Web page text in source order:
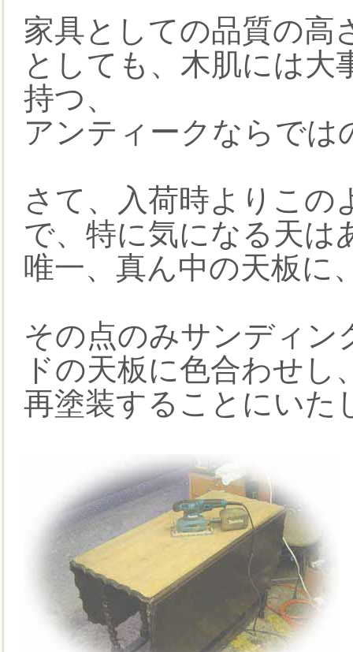
家具としての品質の高
としても、木肌には大
持つ、
アンティークならでは
さて、入荷時よりこ
で、特に気になる天は
唯一、真ん中の天板に
その点のみサンディン
ドの天板に色合わせし
再塗装することにいた